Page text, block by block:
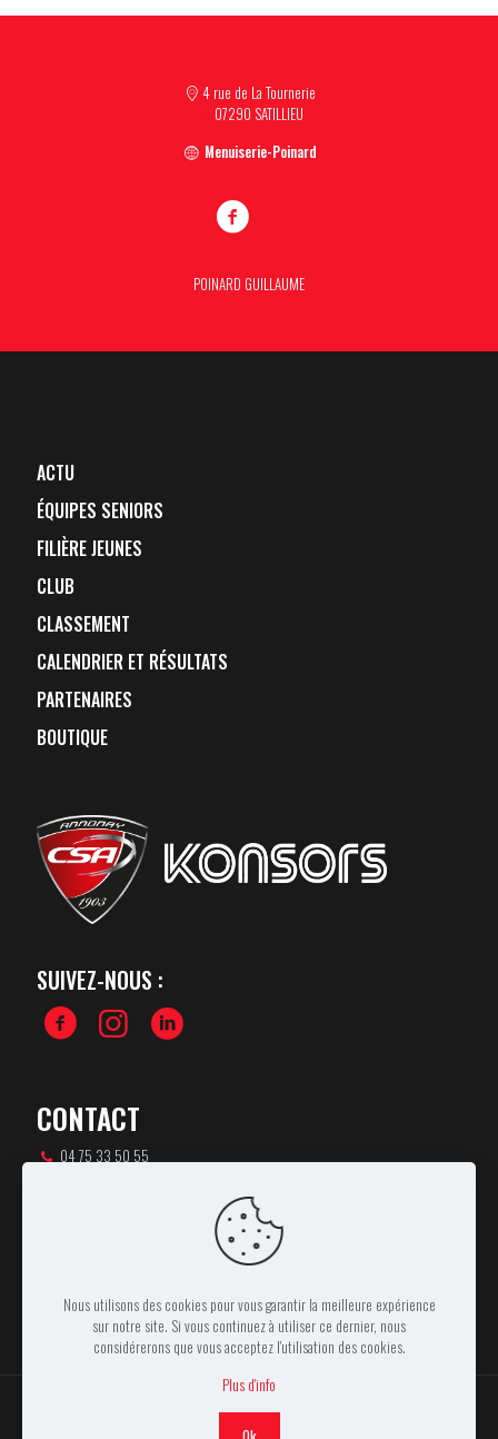
4 rue de La Tournerie
07290 SATILLIEU
Menuiserie-Poinard
POINARD GUILLAUME
ACTU
ÉQUIPES SENIORS
FILIÈRE JEUNES
CLUB
CLASSEMENT
CALENDRIER ET RÉSULTATS
PARTENAIRES
BOUTIQUE
SUIVEZ-NOUS :
CONTACT
04 75 33 50 55
Nous utilisons des cookies pour vous garantir la meilleure expérience
sur notre site. Si vous continuez à utiliser ce dernier, nous
considérerons que vous acceptez l'utilisation des cookies.
Plus d'info